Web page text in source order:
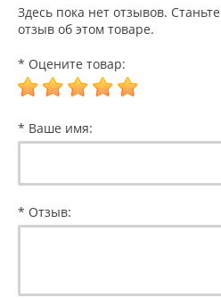
Здесь пока нет отзывов.
отзыв об этом товаре.
* Оцените товар:
* Ваше имя:
* Отзыв: